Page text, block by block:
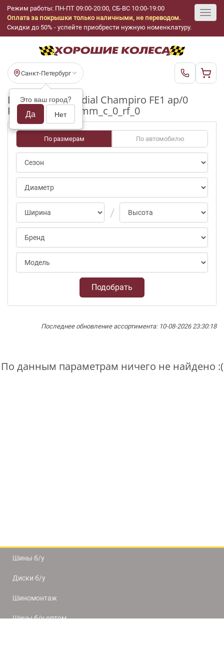
Режим работы: ПН-ПТ 09:00-20:00, СБ-ВС 10:00-19:00
Оплата за покрышки только наличными, не переводом.
Скидки до 50% - успейте приобрести нужную номенклатуру.
Санкт-Петербург
Это ваш город?
Да Нет
Шины бу GT Radial Champiro FE1 ap/0
R16_205_55_3-4mm_c_0_rf_0
По размерам По автомобилю
Подобрать
Последнее обновление ассортимента: 10-08-2026 23:30:18
По данным параметрам ничего не найдено :(
Шины б/у
Диски б/у
Шиномонтаж
Шины б/у оптом